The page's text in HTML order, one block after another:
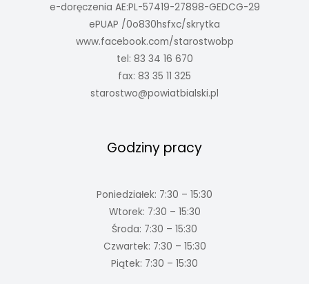
e-doręczenia AE:PL-57419-27898-GEDCG-29
ePUAP /0o830hsfxc/skrytka
www.facebook.com/starostwobp
tel: 83 34 16 670
fax: 83 35 11 325
starostwo@powiatbialski.pl
Godziny pracy
Poniedziałek: 7:30 – 15:30
Wtorek: 7:30 – 15:30
Środa: 7:30 – 15:30
Czwartek: 7:30 – 15:30
Piątek: 7:30 – 15:30